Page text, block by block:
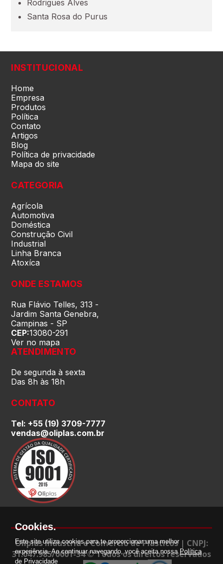
Rio Grande do Sul (RS)
Roraima (RR)
Tocantins (TO)
Rodrigues Alves
Santa Rosa do Purus
INSTITUCIONAL
Home
Empresa
Produtos
Política
Contato
Artigos
Blog
Política de privacidade
Mapa do site
CATEGORIA
Agrícola
Automotiva
Doméstica
Construção Civil
Industrial
Linha Branca
Atoxíca
ONDE ESTAMOS
Rua Flávio Telles, 313 -
Jardim Santa Genebra,
Campinas - SP
CEP:13080-291
Ver no mapa
ATENDIMENTO
De segunda à sexta
Das 8h às 18h
CONTATO
Tel: +55 (19) 3709-7777
vendas@oliplas.com.br
Oliplás Industria e Comercio de Plasticos | CNPJ:
31.047.985/0001-34 © Todos os direitos reservados
Cookies.
Este site utiliza cookies para te proporcionar uma melhor
experiência. Ao continuar navegando, você aceita nossa Política
de Privacidade